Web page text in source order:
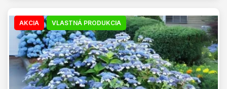
AKCIA VLASTNÁ PRODUKCIA